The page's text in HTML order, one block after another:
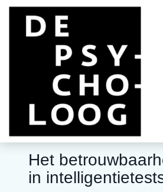
Het
in